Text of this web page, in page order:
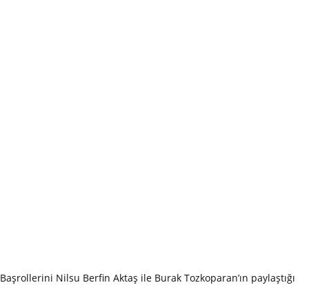
Başrollerini Nilsu Berfin Aktaş ile Burak Tozkoparan’ın paylaştığı